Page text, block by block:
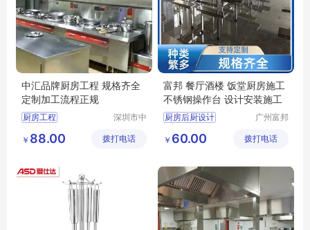
中汇品牌厨房工程 规格齐全
定制加工流程正规
厨房工程
深圳市中
备有限公
￥ 88.00 拨打电话
富邦 餐厅酒楼 饭堂厨房施工
不锈钢操作台 设计安装施工
厨房后厨设计
厨房炊事设备
厨房改造设计
广州富邦
工程有限
￥ 60.00 拨打电话